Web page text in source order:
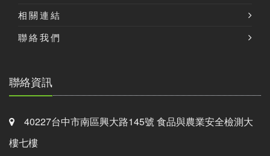
相關連結
聯絡我們
聯絡資訊
40227台中市南區興大路145號 食品與農業安全檢測大
樓七樓